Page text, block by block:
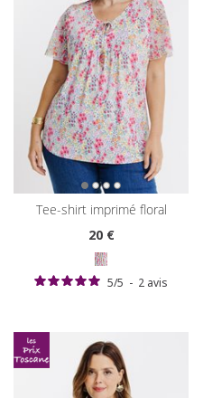
tee-shirt imprimé floral
20€
5/5 - 2 avis